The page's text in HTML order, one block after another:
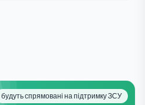
будуть спрямовані на підтримку ЗСУ